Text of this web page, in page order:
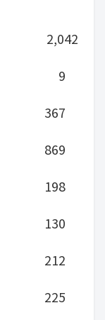
2,042
9
367
869
198
130
212
225